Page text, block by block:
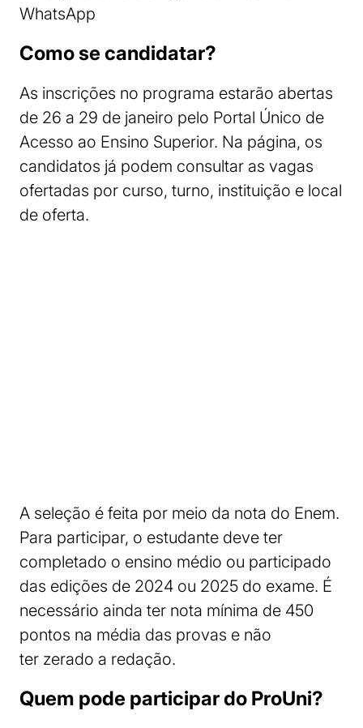
WhatsApp
Como se candidatar?
As inscrições no programa estarão abertas
de 26 a 29 de janeiro pelo Portal Único de
Acesso ao Ensino Superior. Na página, os
candidatos já podem consultar as vagas
ofertadas por curso, turno, instituição e local
de oferta.
A seleção é feita por meio da nota do Enem.
Para participar, o estudante deve ter
completado o ensino médio ou participado
das edições de 2024 ou 2025 do exame. É
necessário ainda ter nota mínima de 450
pontos na média das provas e não
ter zerado a redação.
Quem pode participar do ProUni?